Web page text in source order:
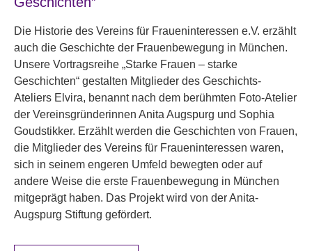
Die Historie des Vereins für Fraueninteressen e.V. erzählt
auch die Geschichte der Frauenbewegung in München.
Unsere Vortragsreihe „Starke Frauen – starke
Geschichten“ gestalten Mitglieder des Geschichts-
Ateliers Elvira, benannt nach dem berühmten Foto-Atelier
der Vereinsgründerinnen Anita Augspurg und Sophia
Goudstikker. Erzählt werden die Geschichten von Frauen,
die Mitglieder des Vereins für Fraueninteressen waren,
sich in seinem engeren Umfeld bewegten oder auf
andere Weise die erste Frauenbewegung in München
mitgeprägt haben. Das Projekt wird von der Anita-
Augspurg Stiftung gefördert.